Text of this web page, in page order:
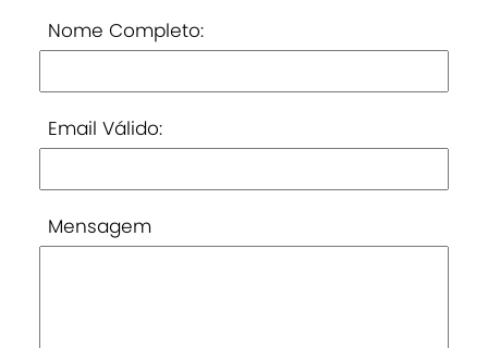
Nome Completo:
Email Válido:
Mensagem